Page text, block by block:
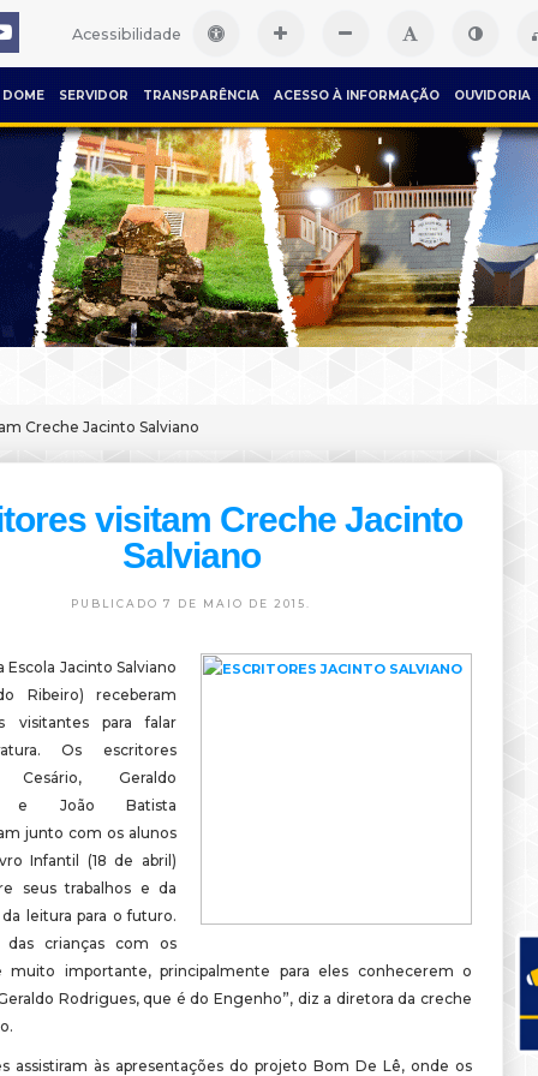
Acessibilidade
DOME SERVIDOR TRANSPARÊNCIA ACESSO À INFORMAÇÃO OUVIDORIA
Creche Jacinto Salviano
visitam Creche Jacinto
Salviano
PUBLICADO 7 DE MAIO DE 2015.
Escola Jacinto Salviano
Ribeiro) receberam
visitantes para falar
Os escritores
Cesário, Geraldo
e João Batista
junto com os alunos
Infantil (18 de abril)
seus trabalhos e da
leitura para o futuro.
das crianças com os
muito importante, principalmente para eles conhecerem o
Rodrigues, que é do Engenho”, diz a diretora da creche
assistiram às apresentações do projeto Bom De Lê, onde os